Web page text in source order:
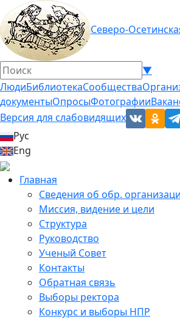
Северо-
▼
ЛюдиБиблиотекаСообщества
документыОпросыФотографии
Версия для слабовидящих
Рус
Eng
Главная
Сведения об обр.
Миссия, видение и цели
Структура
Руководство
Ученый Совет
Контакты
Обратная связь
Выборы ректора
Конкурс и выборы НПР